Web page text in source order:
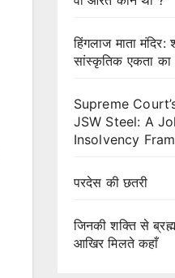
हिंगलाज माता मंदिर:
सांस्कृतिक एकता
Supreme
JSW Steel: A
Insolvency
परदेस की छतरी
जिनकी शक्ति से
आखिर मिलते कहाँ